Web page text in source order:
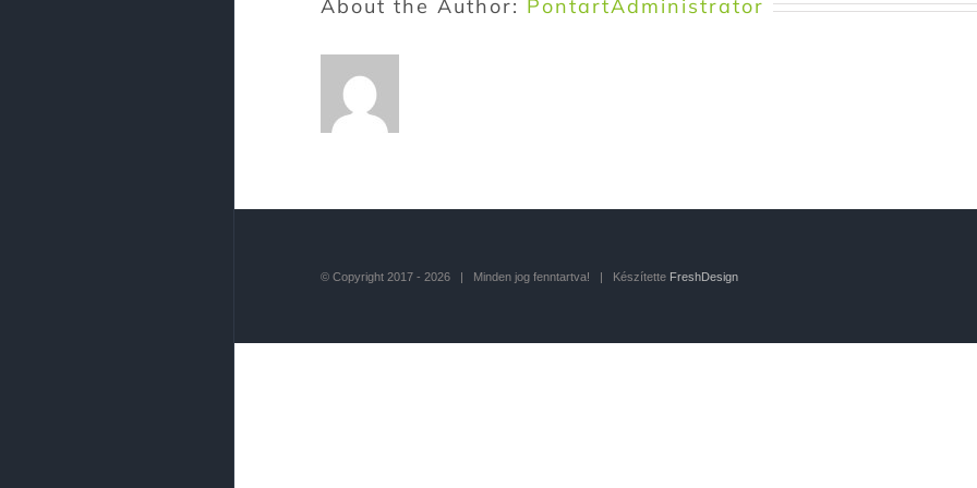
About the Author: PontartAdministrator
© Copyright 2017 -2026 | Minden jog fenntartva! | Készítette FreshDesign